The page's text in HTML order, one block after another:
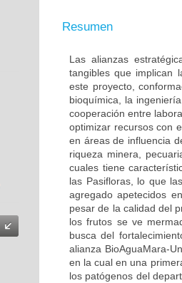
Resumen
Las alianzas
tangibles que implican
este proyecto,
bioquímica, la
cooperación entre
optimizar recursos con
en áreas de influencia
riqueza minera,
cuales tiene
las Pasifloras, lo que
agregado apetecidos
pesar de la calidad del
los frutos se ve
busca del
alianza BioAguaMara-
en la cual en una
los patógenos del